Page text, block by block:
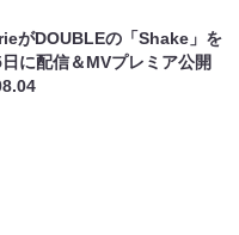
がDOUBLEの「Shake」を
に配信＆MVプレミア公開